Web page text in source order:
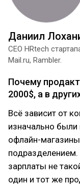
Даниил
СЕО HRtech
Mail.ru, Rambler.
Почему
2000$, а в
Всё зависит от
изначально
офлайн-магазины
подразделением.
зарплаты не
один и тот же